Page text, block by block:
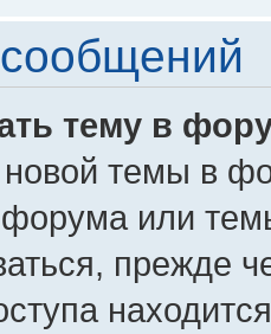
тему в
темы в
форума или
прежде